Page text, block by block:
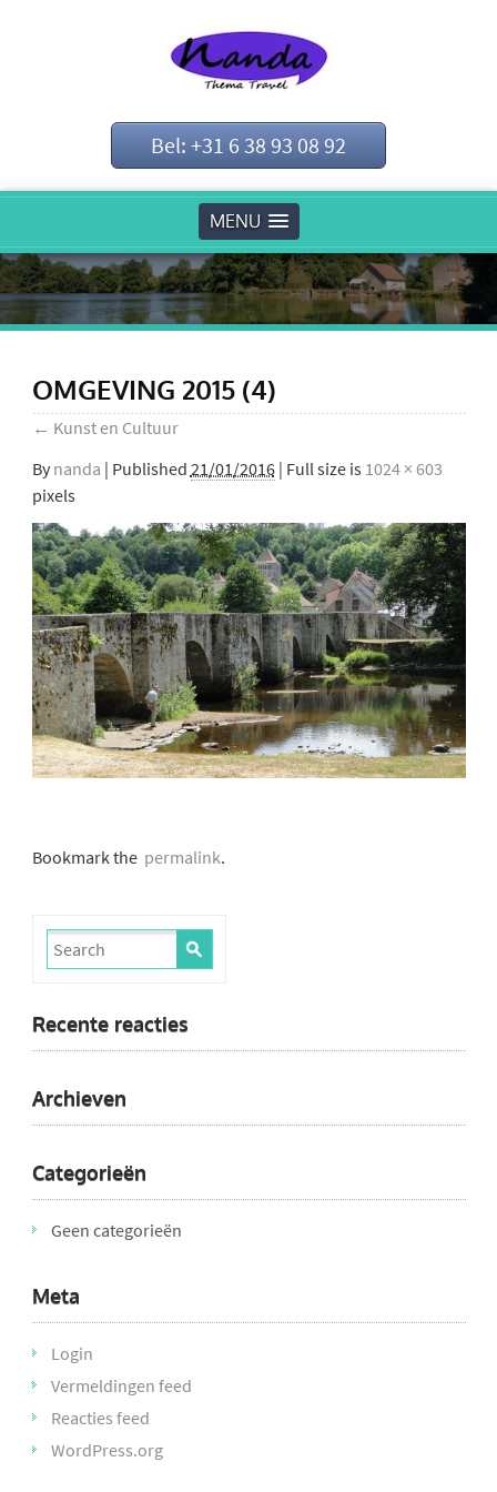
Bel: +31 6 38 93 08 92
MENU
OMGEVING 2015 (4)
← Kunst en Cultuur
By nanda | Published 21/01/2016| Full size is 1024 × 603
pixels
Bookmark thepermalink.
Recente reacties
Archieven
Categorieën
Geen categorieën
Meta
Login
Vermeldingen feed
Reacties feed
WordPress.org